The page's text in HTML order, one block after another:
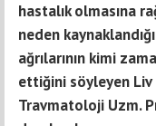
hastalık olmasına
neden
ağrılarının kimi
ettiğini söyleyen
Travmatoloji Uzm.